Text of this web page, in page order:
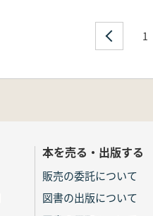
1
本を売る・出版する
販売の委託について
図書の出版について